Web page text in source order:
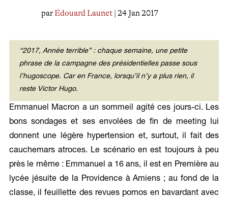
parÉdouard Launet | 24 Jan 2017
“2017, Année terrible” : chaque semaine, une petite
phrase de la campagne des présidentielles passe sous
l’hugoscope. Car en France, lorsqu’il n’y a plus rien, il
reste Victor Hugo.
Emmanuel Macron a un sommeil agité ces jours-ci. Les
bons sondages et ses envolées de fin de meeting lui
donnent une légère hypertension et, surtout, il fait des
cauchemars atroces. Le scénario en est toujours à peu
près le même : Emmanuel a 16 ans, il est en Première au
lycée jésuite de la Providence à Amiens ; au fond de la
classe, il feuillette des revues pornos en bavardant avec